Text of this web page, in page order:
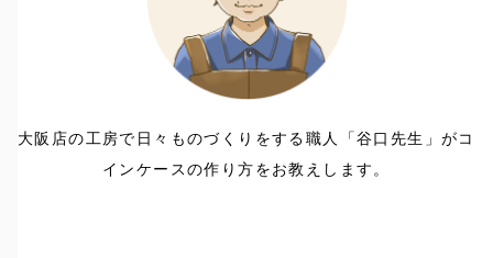
大阪店の工房で日々ものづくりをする職人「谷口先生」がコ
インケースの作り方をお教えします。